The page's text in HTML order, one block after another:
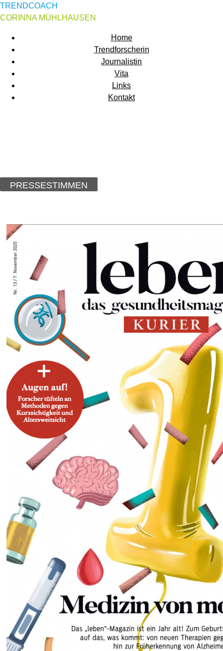
TRENDCOACH
CORINNA MÜHLHAUSEN
Home
Trendforscherin
Journalistin
Vita
Links
Kontakt
PRESSESTIMMEN